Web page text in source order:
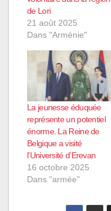
de Lori
21 août 2025
Dans "Arménie"
La jeunesse éduquée
représente un potentiel
énorme. La Reine de
Belgique a visité
l’Université d’Erevan
16 octobre 2025
Dans "armée"